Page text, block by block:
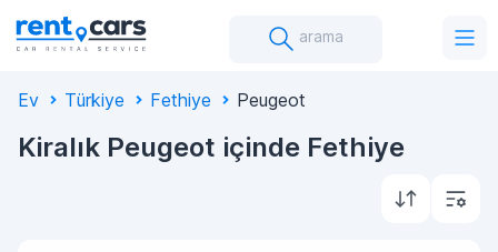
arama
Ev Türkiye Fethiye Peugeot
Kiralık Peugeot içinde Fethiye